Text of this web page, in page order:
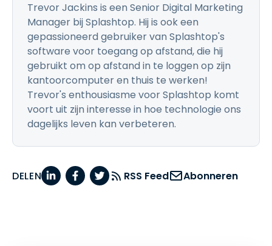
Trevor Jackins is een Senior Digital Marketing
Manager bij Splashtop. Hij is ook een
gepassioneerd gebruiker van Splashtop's
software voor toegang op afstand, die hij
gebruikt om op afstand in te loggen op zijn
kantoorcomputer en thuis te werken!
Trevor's enthousiasme voor Splashtop komt
voort uit zijn interesse in hoe technologie ons
dagelijks leven kan verbeteren.
DELEN RSS Feed Abonneren